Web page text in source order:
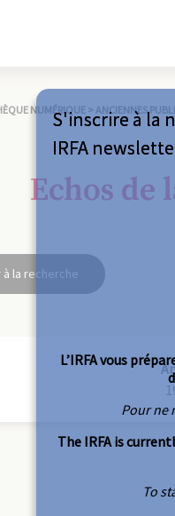
NUMÉRIQUE > ANCIENNES
Echos de
à la recherche
S'inscrire à la
IRFA
L’IRFA vous
Pour ne
The IRFA is
To